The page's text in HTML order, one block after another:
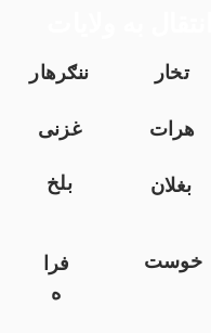
ننګرهار تخار
غزنی هرات
بلخ
بغلان
فرا
ه
خوست